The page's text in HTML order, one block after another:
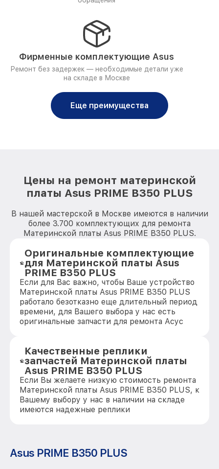
Фирменные комплектующие Asus
Ремонт без задержек — необходимые детали уже
на складе в Москве
Еще преимущества
Цены на ремонт материнской
платы Asus PRIME B350 PLUS
В нашей мастерской в Москве имеются в наличии
более 3.700 комплектующих для ремонта
Материнской платы Asus PRIME B350 PLUS.
Оригинальные комплектующие
для Материнской платы Asus
PRIME B350 PLUS
Если для Вас важно, чтобы Ваше устройство
Материнской платы Asus PRIME B350 PLUS
работало безотказно еще длительный период
времени, для Вашего выбора у нас есть
оригинальные запчасти для ремонта Асус
Качественные реплики
запчастей Материнской платы
Asus PRIME B350 PLUS
Если Вы желаете низкую стоимость ремонта
Материнской платы Asus PRIME B350 PLUS, к
Вашему выбору у нас в наличии на складе
имеются надежные реплики
Asus PRIME B350 PLUS